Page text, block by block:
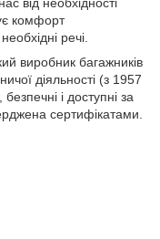
комфорт
речі.
виробник багажників
діяльності (з 1957
і доступні за
сертифікатами.